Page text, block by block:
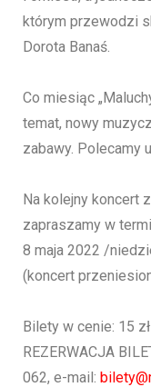
którym przewodzi
Dorota Banaś.
Co miesiąc
temat, nowy
zabawy. Polecamy
Na kolejny koncert
zapraszamy w
8 maja 2022 /
(koncert
Bilety w cenie: 15
REZERWACJA
062, e-mail: